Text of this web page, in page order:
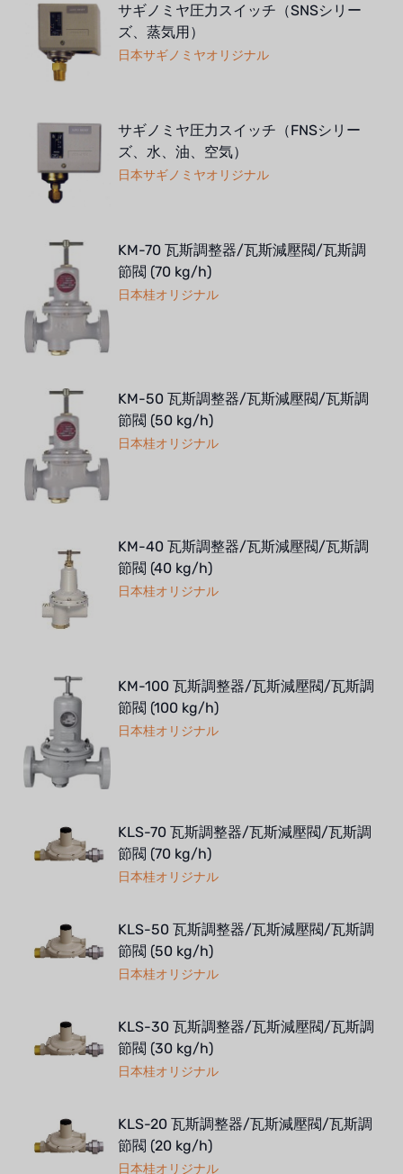
サギノミヤ圧力スイッチ（SNSシリー
ズ、蒸気用）
日本サギノミヤオリジナル
サギノミヤ圧力スイッチ（FNSシリー
ズ、水、油、空気）
日本サギノミヤオリジナル
KM-70 瓦斯調整器/瓦斯減壓閥/瓦斯調
節閥 (70 kg/h)
日本桂オリジナル
KM-50 瓦斯調整器/瓦斯減壓閥/瓦斯調
節閥 (50 kg/h)
日本桂オリジナル
KM-40 瓦斯調整器/瓦斯減壓閥/瓦斯調
節閥 (40 kg/h)
日本桂オリジナル
KM-100 瓦斯調整器/瓦斯減壓閥/瓦斯調
節閥 (100 kg/h)
日本桂オリジナル
KLS-70 瓦斯調整器/瓦斯減壓閥/瓦斯調
節閥 (70 kg/h)
日本桂オリジナル
KLS-50 瓦斯調整器/瓦斯減壓閥/瓦斯調
節閥 (50 kg/h)
日本桂オリジナル
KLS-30 瓦斯調整器/瓦斯減壓閥/瓦斯調
節閥 (30 kg/h)
日本桂オリジナル
KLS-20 瓦斯調整器/瓦斯減壓閥/瓦斯調
節閥 (20 kg/h)
日本桂オリジナル